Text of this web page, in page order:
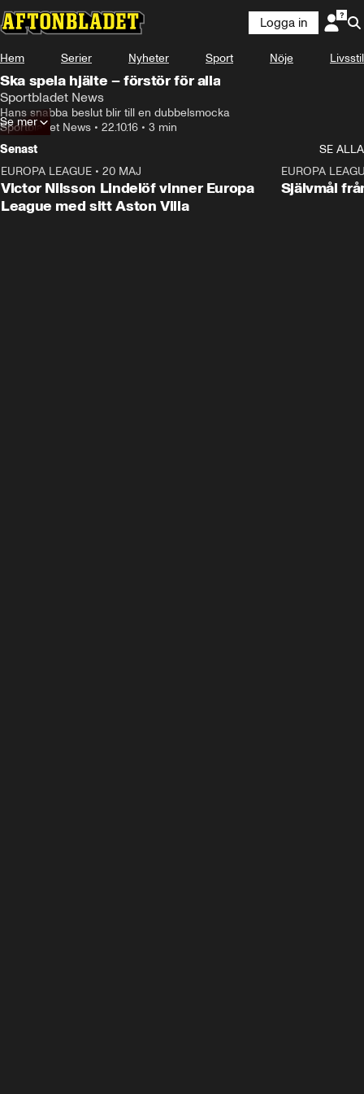
Logga in
Hem Serier Nyheter Sport Nöje Livsstil
Ska spela hjälte – förstör för alla
Sportbladet News
Hans snabba beslut blir till en dubbelsmocka
Sportbladet News • 22.10.16 • 3 min
Se mer
Senast
SE ALLA
EUROPA LEAGUE • 20 MAJ
Victor Nilsson Lindelöf vinner Europa
League med sitt Aston Villa
EUROPA
Självmål